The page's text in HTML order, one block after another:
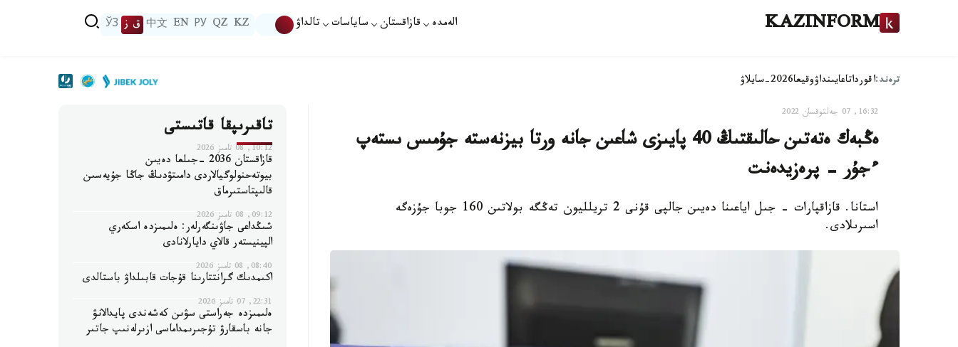
KAZINFORM الەمدە قازاقستان ساياسات تالداۋ KZ
QZ
РУ
EN
中文 ق ز ЎЗ
ترەند:اقورداتاعايىنداۋوقيعا2026-سايلاۋ
16:32, 07 جەلتوقسان 2022
ەڭبەك ەتەتىن حالىقتىڭ 40 پايىزى شاعىن جانە ورتا بيزنەستە جۇمىس ىستەپ
ءجۇر - پرەزيدەنت
استانا. قازاقپارات - جىل اياعىنا دەيىن جالپى قۇنى 2 تريلليون تەڭگە بولاتىن 160 جوبا جۇزەگە
اسىرىلادى.
تاقىرىپقا قاتىستى
10:12, 08 تامىز 2026
قازاقستان 2036 -جىلعا دەيىن
بيوتەحنولوگيالاردى دامىتۋدىڭ جاڭا جۇيەسىن
قالىپتاستىرماق
09:12, 08 تامىز 2026
شىڭداعى جاۋىنگەرلەر: ەلىمىزدە اسكەري
الپينيستەر قالاي دايارلانادى
08:40, 08 تامىز 2026
اكىمدىك گرانتتارىنا قۇجات قابىلداۋ باستالدى
22:31, 07 تامىز 2026
ەلىمىزدە جەراستى سۋىن كەشەندى پايدالانۋ
جانە باسقارۋ تۇجىرىمداماسى ازىرلەنىپ جاتىر